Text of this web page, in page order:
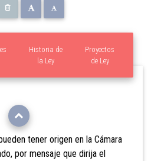
Proyectos
de Ley
Historia de
la Ley
tener origen en la Cámara
por mensaje que dirija el